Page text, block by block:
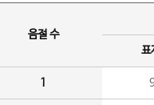
음절 수
표
1